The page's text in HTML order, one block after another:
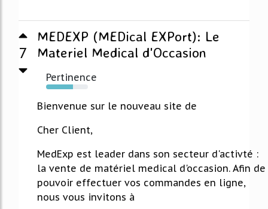
7
MEDEXP (MEDical EXPort): Le
Materiel Medical d'Occasion
Pertinence
64%
Bienvenue sur le nouveau site de
Cher Client,
MedExp est leader dans son secteur d'activté :
la vente de matériel medical d'occasion. Afin de
pouvoir effectuer vos commandes en ligne,
nous vous invitons à